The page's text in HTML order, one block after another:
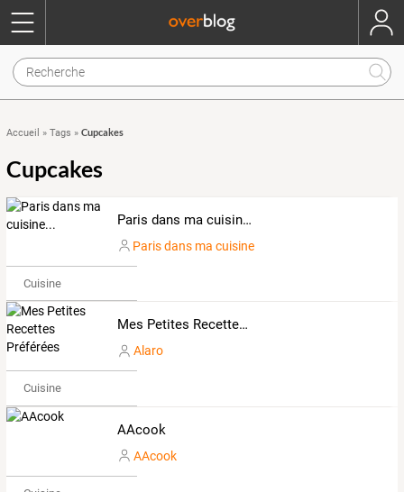
Accueil » Tags » Cupcakes
Cupcakes
Paris dans ma cuisine...
Paris dans ma cuisine
Cuisine
Mes Petites Recettes Préférées
Alaro
Cuisine
AAcook
AAcook